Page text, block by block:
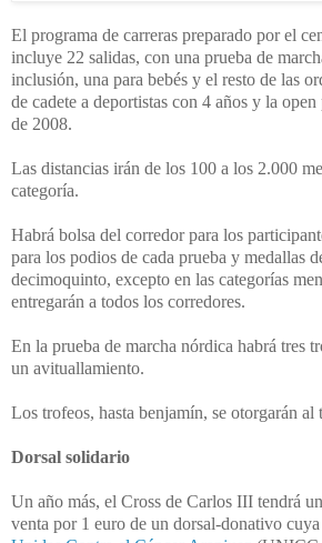
El programa de carreras preparado por el
incluye 22 salidas, con una prueba de
inclusión, una para bebés y el resto de las
de cadete a deportistas con 4 años y la
de 2008.
Las distancias irán de los 100 a los 2.000
categoría.
Habrá bolsa del corredor para los
para los podios de cada prueba y medallas
decimoquinto, excepto en las categorías
entregarán a todos los corredores.
En la prueba de marcha nórdica habrá tres
un avituallamiento.
Los trofeos, hasta benjamín, se otorgarán al
Dorsal solidario
Un año más, el Cross de Carlos III tendrá
venta por 1 euro de un dorsal-donativo